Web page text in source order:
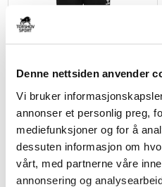
Denne nettsiden anvender
Vi bruker
annonser et personlig preg,
mediefunksjoner og for å
dessuten informasjon om
vårt, med partnerne våre
annonsering og
HUMMEL
Kråkerøy IL Poly Treningsbukse
Dame Sort/Grå